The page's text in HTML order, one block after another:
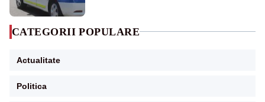
CATEGORII POPULARE
Actualitate
Politica